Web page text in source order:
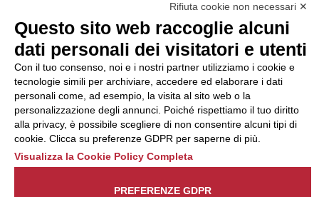
possibile presentare un
reclamo
all’Organismo di
Monitoraggio utilizzando
una delle modalità
descritte al seguente
indirizzo web
https://odm-
agenzielavoro.it/reclami/.
Rifiuta cookie non necessari ✕
Questo sito web raccoglie alcuni
dati personali dei visitatori e utenti
Con il tuo consenso, noi e i nostri partner utilizziamo i cookie e
tecnologie simili per archiviare, accedere ed elaborare i dati
personali come, ad esempio, la visita al sito web o la
personalizzazione degli annunci. Poiché rispettiamo il tuo diritto
alla privacy, è possibile scegliere di non consentire alcuni tipi di
cookie. Clicca su preferenze GDPR per saperne di più.
Visualizza la Cookie Policy Completa
PREFERENZE GDPR